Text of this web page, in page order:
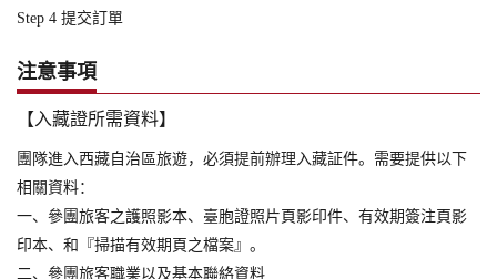
Step 4 提交訂單
注意事項
【入藏證所需資料】
團隊進入西藏自治區旅遊，必須提前辦理入藏証件。需要提供以下
相關資料：
一、參團旅客之護照影本、臺胞證照片頁影印件、有效期簽注頁影
印本、和『掃描有效期頁之檔案』。
二、參團旅客職業以及基本聯絡資料